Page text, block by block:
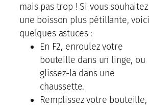
mais pas trop ! Si vous souhaitez
une boisson plus pétillante, voici
quelques astuces :
En F2, enroulez votre
bouteille dans un linge, ou
glissez-la dans une
chaussette.
Remplissez votre bouteille,